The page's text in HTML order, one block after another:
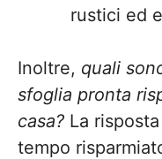
rustici ed
Inoltre, quali
sfoglia pronta
casa? La
tempo